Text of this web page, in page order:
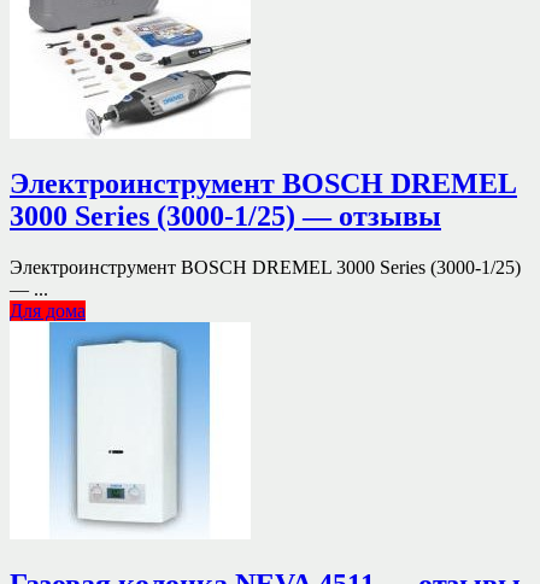
Электроинструмент BOSCH DREMEL
3000 Series (3000-1/25) — отзывы
Электроинструмент BOSCH DREMEL 3000 Series (3000-1/25)
— ...
Для дома